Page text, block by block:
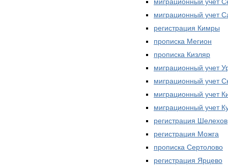
миграционный учет
регистрация Кимры
прописка Мегион
прописка Кизляр
миграционный учет
миграционный учет
миграционный учет
миграционный учет
регистрация Шелехов
регистрация Можга
прописка Сертолово
регистрация Ярцево